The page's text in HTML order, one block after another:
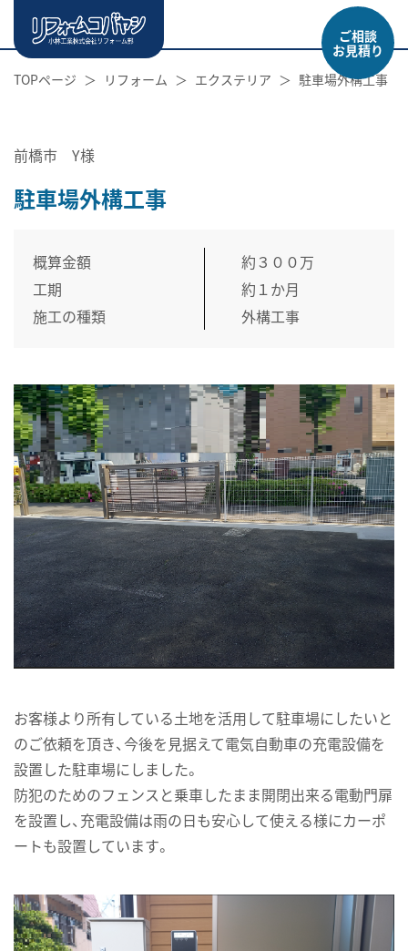
ご相談
お見積り
TOPページ
リフォーム エクステリア 駐車場外構工事
前橋市 Y様
駐車場外構工事
概算金額
約３００万
工期
約１か月
施工の種類
外構工事
お客様より所有している土地を活用して駐車場にしたいと
のご依頼を頂き、今後を見据えて電気自動車の充電設備を
設置した駐車場にしました。
防犯のためのフェンスと乗車したまま開閉出来る電動門扉
を設置し、充電設備は雨の日も安心して使える様にカーポ
ートも設置しています。